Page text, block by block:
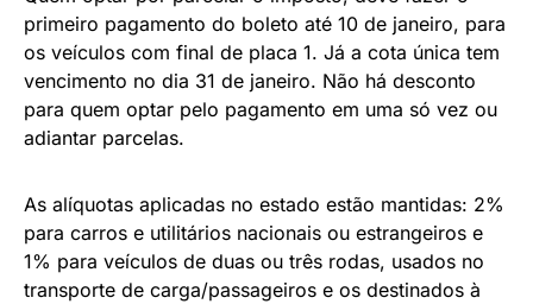
primeiro pagamento do boleto até 10 de janeiro, para
os veículos com final de placa 1. Já a cota única tem
vencimento no dia 31 de janeiro. Não há desconto
para quem optar pelo pagamento em uma só vez ou
adiantar parcelas.
As alíquotas aplicadas no estado estão mantidas: 2%
para carros e utilitários nacionais ou estrangeiros e
1% para veículos de duas ou três rodas, usados no
transporte de carga/passageiros e os destinados à